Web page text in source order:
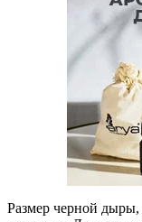
Размер черной дыры,